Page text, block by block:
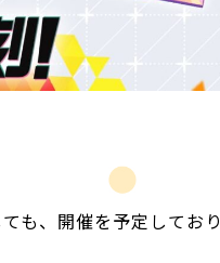
も、開催を予定しており